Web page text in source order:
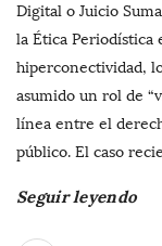
Digital o Juicio
la Ética Periodística
hiperconectividad,
asumido un rol de
línea entre el
público. El caso
Seguir leyendo